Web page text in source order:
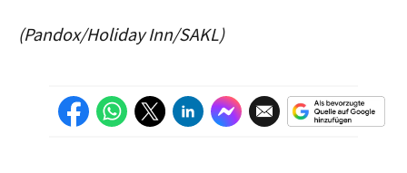
(Pandox/Holiday Inn/SAKL)